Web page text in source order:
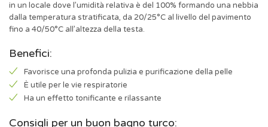
in un locale dove l’umidità relativa è del 100% formando una nebbia
dalla temperatura stratificata, da 20/25°C al livello del pavimento
fino a 40/50°C all’altezza della testa.
Benefici:
Favorisce una profonda pulizia e purificazione della pelle
È utile per le vie respiratorie
Ha un effetto tonificante e rilassante
Consigli per un buon bagno turco: